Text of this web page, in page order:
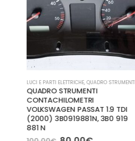
LUCI E PARTI ELETTRICHE,QUADRO STRUMENTI
QUADRO STRUMENTI
CONTACHILOMETRI
VOLKSWAGEN PASSAT 1.9 TDI
(2000) 3B0919881N, 3B0 919
881 N